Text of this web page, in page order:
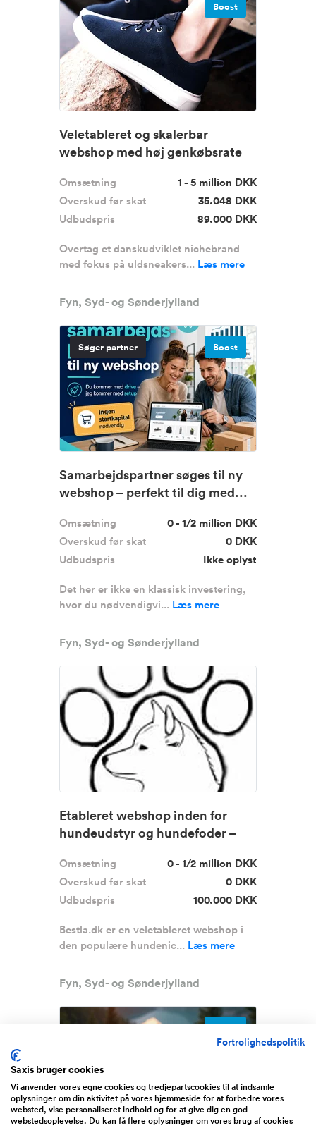
Boost
Veletableret og skalerbar
webshop med høj genkøbsrate
Omsætning
1 - 5 million DKK
Overskud før skat
35.048 DKK
Udbudspris
89.000 DKK
Overtag et danskudviklet nichebrand
med fokus på uldsneakers... Læs mere
Fyn, Syd- og Sønderjylland
Søger partner Boost
Samarbejdspartner søges til ny
webshop – perfekt til dig med...
Omsætning
0 - 1/2 million DKK
Overskud før skat
0 DKK
Udbudspris
Ikke oplyst
Det her er ikke en klassisk investering,
hvor du nødvendigvi... Læs mere
Fyn, Syd- og Sønderjylland
Etableret webshop inden for
hundeudstyr og hundefoder –
Omsætning
0 - 1/2 million DKK
Overskud før skat
0 DKK
Udbudspris
100.000 DKK
Bestla.dk er en veletableret webshop i
den populære hundenic... Læs mere
Fyn, Syd- og Sønderjylland
Boost
Fortrolighedspolitik
Saxis bruger cookies
Vi anvender vores egne cookies og tredjepartscookies til at indsamle
oplysninger om din aktivitet på vores hjemmeside for at forbedre vores
websted, vise personaliseret indhold og for at give dig en god
webstedsoplevelse. Du kan få flere oplysninger om vores brug af cookies